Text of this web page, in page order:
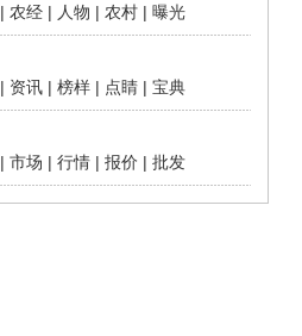
| 农经 | 人物 | 农村 | 曝光
| 资讯 | 榜样 | 点睛 | 宝典
| 市场 | 行情 | 报价 | 批发